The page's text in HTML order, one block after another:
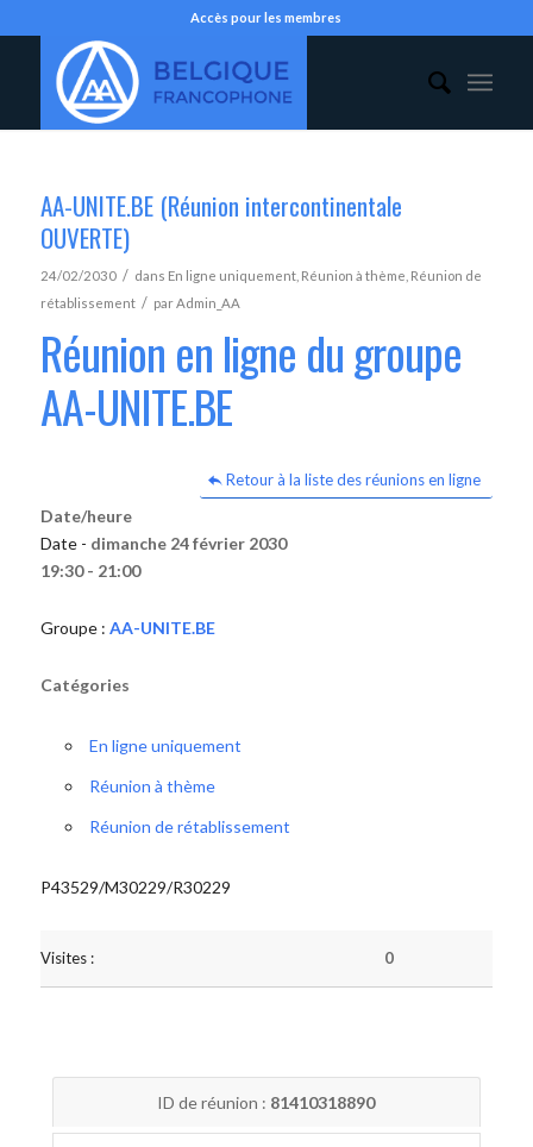
Accès pour les membres
AA-UNITE.BE (Réunion intercontinentale
OUVERTE)
24/02/2030 / dans En ligne uniquement, Réunion à thème Réunion de
rétablissement / parAdmin_AA
Réunion en ligne du groupe
AA-UNITE.BE
Retour à la liste des réunions en ligne
Date/heure
Date - dimanche 24 février 2030
19:30 - 21:00
Groupe : AA-UNITE.BE
Catégories
En ligne uniquement
Réunion à thème
Réunion de rétablissement
P43529/M30229/R30229
Visites : 0
ID de réunion : 81410318890